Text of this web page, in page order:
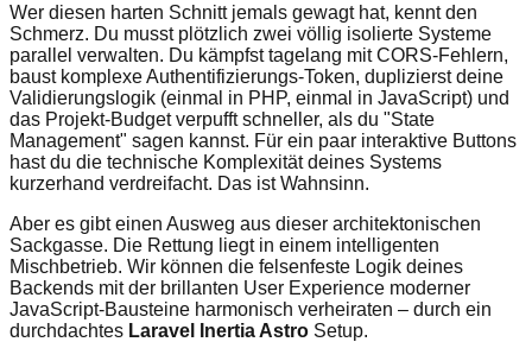
Wer diesen harten Schnitt jemals gewagt hat, kennt den
Schmerz. Du musst plötzlich zwei völlig isolierte Systeme
parallel verwalten. Du kämpfst tagelang mit CORS-Fehlern,
baust komplexe Authentifizierungs-Token, duplizierst deine
Validierungslogik (einmal in PHP, einmal in JavaScript) und
das Projekt-Budget verpufft schneller, als du "State
Management" sagen kannst. Für ein paar interaktive Buttons
hast du die technische Komplexität deines Systems
kurzerhand verdreifacht. Das ist Wahnsinn.
Aber es gibt einen Ausweg aus dieser architektonischen
Sackgasse. Die Rettung liegt in einem intelligenten
Mischbetrieb. Wir können die felsenfeste Logik deines
Backends mit der brillanten User Experience moderner
JavaScript-Bausteine harmonisch verheiraten – durch ein
durchdachtes Laravel Inertia Astro Setup.